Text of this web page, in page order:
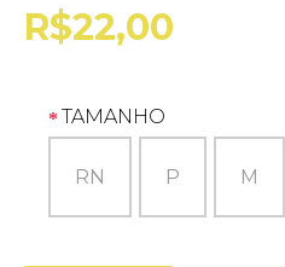
R$22,00
TAMANHO
RN P M